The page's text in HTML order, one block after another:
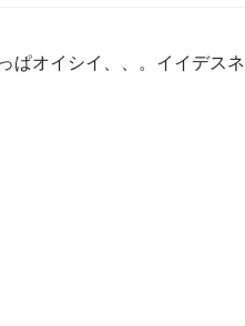
ぱオイシイ、、。イイデスネ